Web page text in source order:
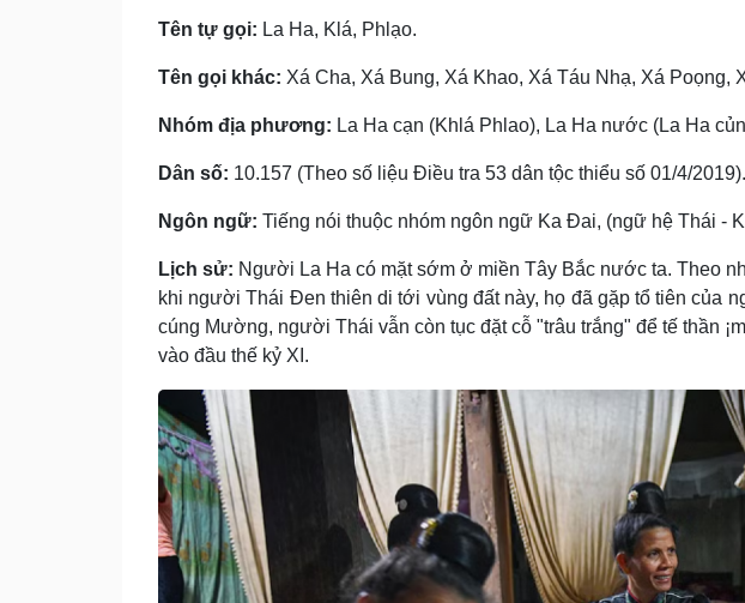
Tên tự gọi: La Ha, Klá, Phlạo.
Tên gọi khác: Xá Cha, Xá Bung, Xá Khao, Xá Táu Nhạ, Xá Poọng,
Nhóm địa phương: La Ha cạn (Khlá Phlao), La Ha nước (La Ha
Dân số: 10.157 (Theo số liệu Điều tra 53 dân tộc thiểu số 01/4/2019).
Ngôn ngữ: Tiếng nói thuộc nhóm ngôn ngữ Ka Ðai, (ngữ hệ Thái -
Lịch sử: Người La Ha có mặt sớm ở miền Tây Bắc nước ta. Theo
khi người Thái Ðen thiên di tới vùng đất này, họ đã gặp tổ tiên của
cúng Mường, người Thái vẫn còn tục đặt cỗ "trâu trắng" để tế thần
vào đầu thế kỷ XI.